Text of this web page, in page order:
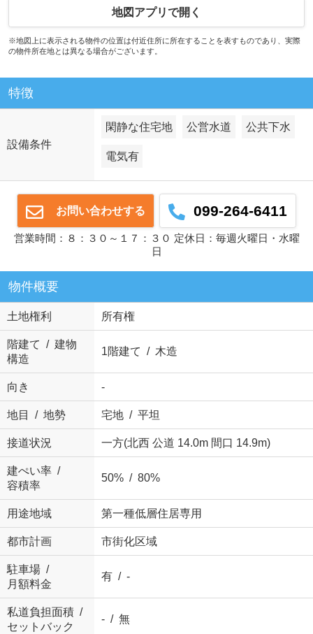
地図アプリで開く
※地図上に表示される物件の位置は付近住所に所在することを表すものであり、実際
の物件所在地とは異なる場合がございます。
特徴
設備条件
閑静な住宅地 公営水道 公共下水
電気有
お問い合わせする 099-264-6411
営業時間：８：３０～１７：３０ 定休日：毎週火曜日・水曜
日
物件概要
土地権利 所有権
階建て / 建物
構造
1階建て / 木造
向き -
地目 / 地勢 宅地 / 平坦
接道状況 一方(北西 公道 14.0m 間口 14.9m)
建ぺい率 /
容積率
50% / 80%
用途地域 第一種低層住居専用
都市計画 市街化区域
駐車場 /
月額料金
有 / -
私道負担面積 /
セットバック
- / 無